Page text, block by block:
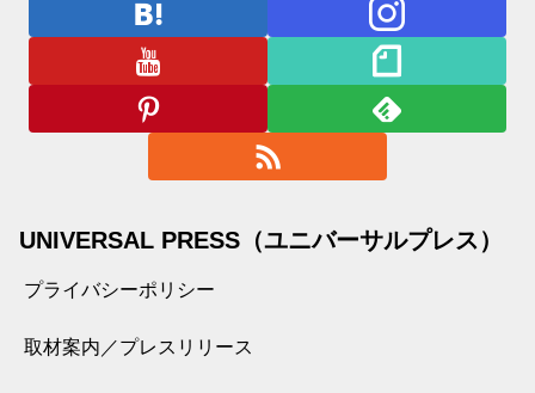
UNIVERSAL PRESS（ユニバーサルプレス）
プライバシーポリシー
取材案内／プレスリリース